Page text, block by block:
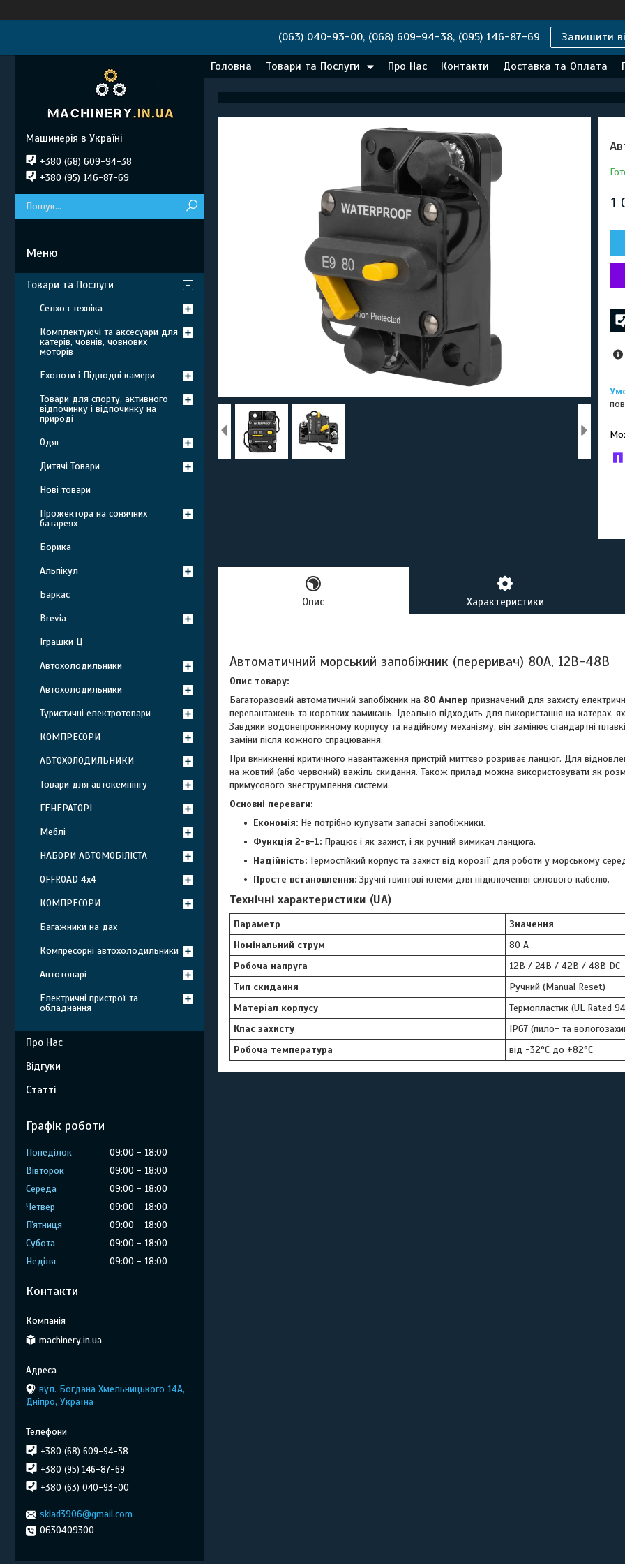
(063) 040-93-00, (068) 609-94-38, (095) 146-87-69 Залишити
Головна Товари та Послуги Про Нас Контакти Доставка та Оплата
1
Опис Характеристики
Автоматичний морський запобіжник (переривач) 80А, 12В-48В
Опис товару:
Багаторазовий автоматичний запобіжник на 80 Ампер призначений для захисту
перевантажень та коротких замикань. Ідеально підходить для використання на катерах,
Завдяки водонепроникному корпусу та надійному механізму, він замінює стандартні
заміни після кожного спрацювання.
При виникненні критичного навантаження пристрій миттєво розриває ланцюг. Для
на жовтий (або червоний) важіль скидання. Також прилад можна використовувати як
примусового знеструмлення системи.
Основні переваги:
Економія: Не потрібно купувати запасні запобіжники.
Функція 2-в-1: Працює і як захист, і як ручний вимикач ланцюга.
Надійність: Термостійкий корпус та захист від корозії для роботи у морському
Просте встановлення: Зручні гвинтові клеми для підключення силового кабелю.
Технічні характеристики (UA)
Параметр
Значення
Номінальний струм
80 А
Робоча напруга
12В / 24В / 42В / 48В DC
Тип скидання
Ручний (Manual Reset)
Матеріал корпусу
Термопластик (UL Rated
Клас захисту
IP67 (пило- та
Робоча температура
від -32°C до +82°C
Машинерія в Україні
+380 (68) 609-94-38
+380 (95) 146-87-69
Товари та Послуги
Селхоз техніка
Комплектуючі та аксесуари для
катерів, човнів, човнових
моторів
Ехолоти і Підводні камери
Товари для спорту, активного
відпочинку і відпочинку на
природі
Одяг
Дитячі Товари
Нові товари
Прожектора на сонячних
батареях
Борика
Альпікул
Баркас
Brevia
Іграшки Ц
Автохолодильники
Автохолодильники
Туристичні електротовари
КОМПРЕСОРИ
АВТОХОЛОДИЛЬНИКИ
Товари для автокемпінгу
ГЕНЕРАТОРІ
Меблі
НАБОРИ АВТОМОБІЛІСТА
OFFROAD 4х4
КОМПРЕСОРИ
Багажники на дах
Компресорні автохолодильники
Автотоварі
Електричні пристрої та
обладнання
Про Нас
Відгуки
Статті
Графік роботи
Понеділок 09:00
18:00
Вівторок
09:00
18:00
Середа
09:00
18:00
Четвер
09:00
18:00
Пʼятниця
09:00
18:00
Субота
09:00
18:00
Неділя
09:00 18:00
Контакти
machinery.in.ua
вул. Богдана Хмельницького 14А,
Дніпро, Україна
+380 (68) 609-94-38
+380 (95) 146-87-69
+380 (63) 040-93-00
sklad3906@gmail.com
0630409300